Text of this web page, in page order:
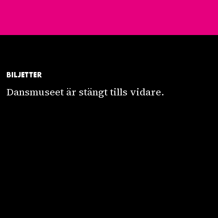
BILJETTER
Dansmuseet är stängt tills vidare.